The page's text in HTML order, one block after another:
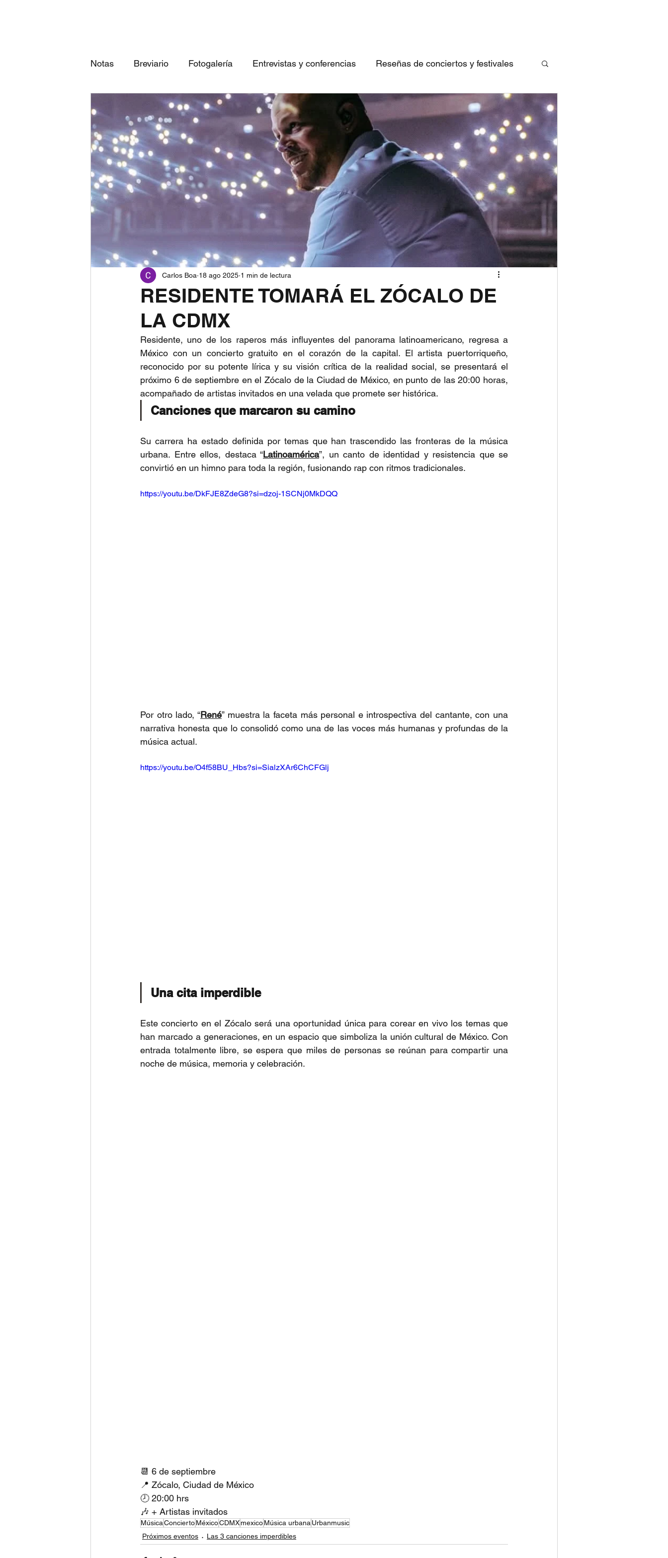
Notas Breviario Fotogalería Entrevistas y conferencias Reseñas de conciertos y festivales
Próximos eventos Las 3 canciones imperdibles Conociendo bandas
qué canción eres según tu...
RESIDENTE TOMARÁ EL ZÓCALO DE
LA CDMX
Carlos Boa 18 ago 2025 1 min de lectura
Residente, uno de los raperos más influyentes del panorama latinoamericano, regresa a
México con un concierto gratuito en el corazón de la capital. El artista puertorriqueño,
reconocido por su potente lírica y su visión crítica de la realidad social, se presentará el
próximo 6 de septiembre en el Zócalo de la Ciudad de México, en punto de las 20:00 horas,
acompañado de artistas invitados en una velada que promete ser histórica.
Canciones que marcaron su camino
Su carrera ha estado definida por temas que han trascendido las fronteras de la música
urbana. Entre ellos, destaca “Latinoamérica”, un canto de identidad y resistencia que se
convirtió en un himno para toda la región, fusionando rap con ritmos tradicionales.
https://youtu.be/DkFJE8ZdeG8?si=dzoj-1SCNj0MkDQQ
Por otro lado, “René” muestra la faceta más personal e introspectiva del cantante, con una
narrativa honesta que lo consolidó como una de las voces más humanas y profundas de la
música actual.
https://youtu.be/O4f58BU_Hbs?si=SialzXAr6ChCFGlj
Una cita imperdible
Este concierto en el Zócalo será una oportunidad única para corear en vivo los temas que
han marcado a generaciones, en un espacio que simboliza la unión cultural de México. Con
entrada totalmente libre, se espera que miles de personas se reúnan para compartir una
noche de música, memoria y celebración.
📆 6 de septiembre
📍 Zócalo, Ciudad de México
🕗 20:00 hrs
🎶 + Artistas invitados
MúsicaConciertoMéxicoCDMXmexicoMúsica urbana Urbanmusic
Próximos eventos
Las 3 canciones imperdibles